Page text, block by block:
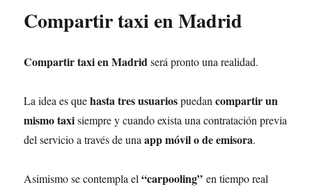
Compartir taxi en Madrid
Compartir taxi en Madridserá pronto una realidad.
La idea es quehasta tres usuariospuedancompartir un
mismo taxisiempre y cuando exista una contratación previa
del servicio a través de unaapp móvil o de emisora.
Asimismo se contempla el“carpooling” en tiempo real